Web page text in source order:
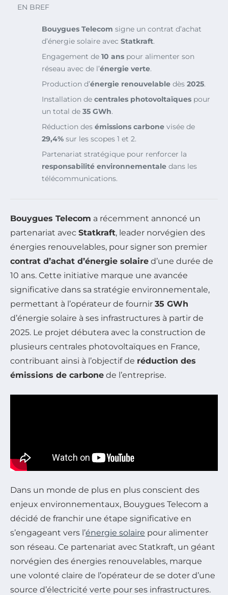
EN BREF
Bouygues Telecom signe un contrat d’achat
d’énergie solaire avec Statkraft.
Engagement de 10 ans pour alimenter son
réseau avec de l’énergie verte.
Production d’énergie renouvelable dès 2025.
Installation de centrales photovoltaïques pour
un total de 35 GWh.
Réduction des émissions carbone visée de
29,4% sur les scopes 1 et 2.
Partenariat stratégique pour renforcer la
responsabilité environnementale dans les
télécommunications.
Bouygues Telecom a récemment annoncé un
partenariat avec Statkraft, leader norvégien des
énergies renouvelables, pour signer son premier
contrat d’achat d’énergie solaire d’une durée de
10 ans. Cette initiative marque une avancée
significative dans sa stratégie environnementale,
permettant à l’opérateur de fournir 35 GWh
d’énergie solaire à ses infrastructures à partir de
2025. Le projet débutera avec la construction de
plusieurs centrales photovoltaïques en France,
contribuant ainsi à l’objectif de réduction des
émissions de carbone de l’entreprise.
Dans un monde de plus en plus conscient des
enjeux environnementaux, Bouygues Telecom a
décidé de franchir une étape significative en
s’engageant vers l’énergie solaire pour alimenter
son réseau. Ce partenariat avec Statkraft, un géant
norvégien des énergies renouvelables, marque
une volonté claire de l’opérateur de se doter d’une
source d’électricité verte pour ses infrastructures.